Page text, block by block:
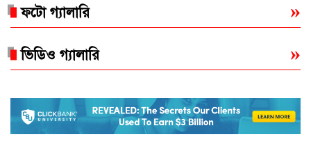
ফটো গ্যালারি
ভিডিও গ্যালারি